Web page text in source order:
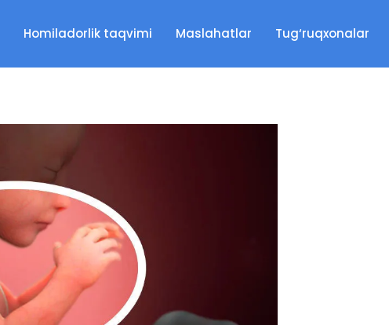
Homiladorlik taqvimi Maslahatlar Tug‘ruqxonalar